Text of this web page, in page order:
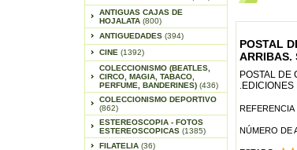
ANTIGUAS CAJAS DE
HOJALATA (800)
ANTIGUEDADES (394)
CINE (1392)
COLECCIONISMO (BEATLES,
CIRCO, MAGIA, TABACO,
PERFUME, BANDERINES) (436)
COLECCIONISMO DEPORTIVO
(862)
ESTEREOSCOPIA - FOTOS
ESTEREOSCOPICAS (1385)
FILATELIA (36)
POSTAL
ARRIBAS.
POSTAL DE
REFERENCIA
NÚMERO DE